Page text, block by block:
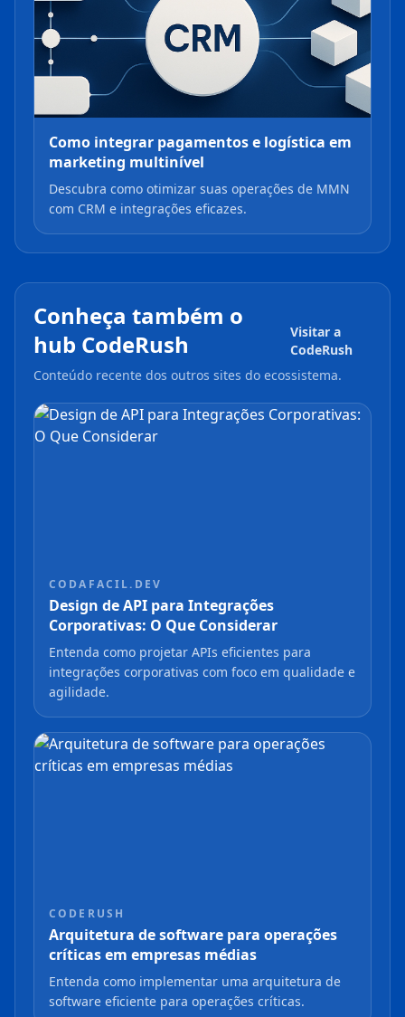
Como integrar pagamentos e logística em
marketing multinível
Descubra como otimizar suas operações de MMN
com CRM e integrações eficazes.
Conheça também o
hub CodeRush
Visitar a
CodeRush
Conteúdo recente dos outros sites do ecossistema.
CODAFACIL.DEV
Design de API para Integrações
Corporativas: O Que Considerar
Entenda como projetar APIs eficientes para
integrações corporativas com foco em qualidade e
agilidade.
CODERUSH
Arquitetura de software para operações
críticas em empresas médias
Entenda como implementar uma arquitetura de
software eficiente para operações críticas.